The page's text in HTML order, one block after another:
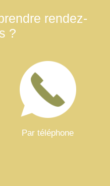
rendez-
?
Par téléphone